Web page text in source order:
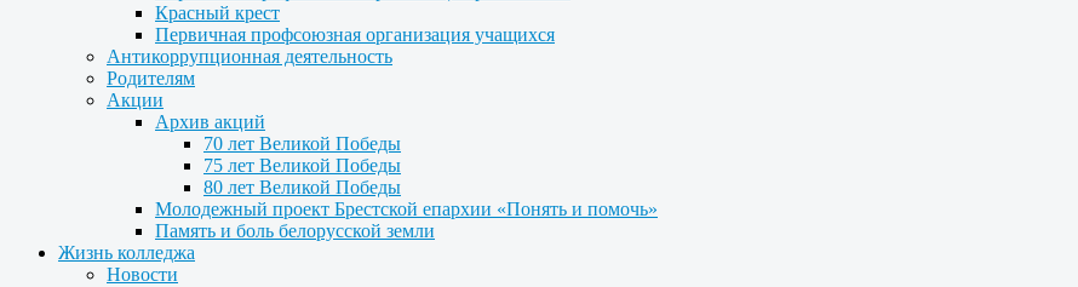
Красный крест
Первичная профсоюзная организация учащихся
Антикоррупционная деятельность
Родителям
Акции
Архив акций
70 лет Великой Победы
75 лет Великой Победы
80 лет Великой Победы
Молодежный проект Брестской епархии «Понять и помочь»
Память и боль белорусской земли
Жизнь колледжа
Новости